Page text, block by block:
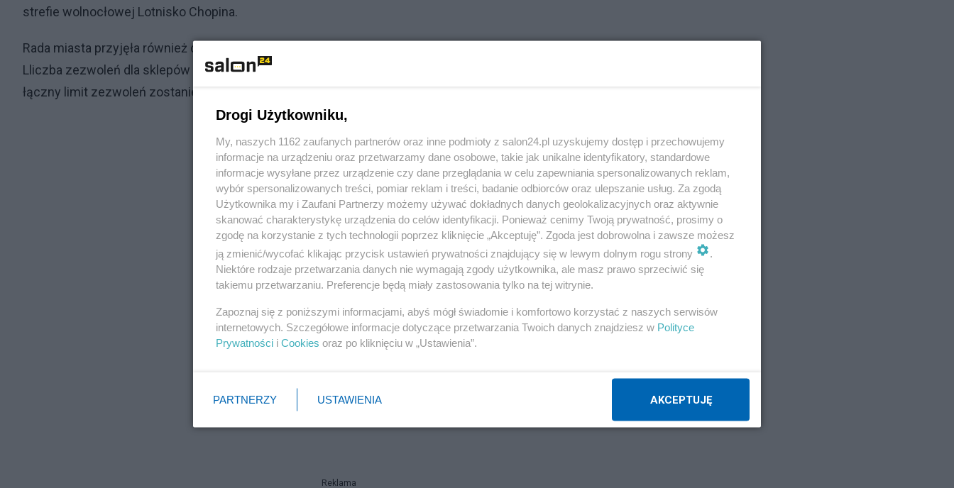
strefie wolnocłowej Lotnisko Chopina.
Rada miasta przyjęła również drugą uchwałę dotyczącą ograniczenia liczby zezwoleń na sprzedaż alkoholu.
Lliczba zezwoleń dla sklepów detalicznych zostanie zmniejszona o 310, dla gastronomii wzrośnie o 20, zaś
łączny limit zezwoleń zostanie zmniejszony o 290.
Reklama
Drogi Użytkowniku,
My, naszych 1162 zaufanych partnerów oraz inne podmioty z salon24.pl uzyskujemy dostęp i przechowujemy
informacje na urządzeniu oraz przetwarzamy dane osobowe, takie jak unikalne identyfikatory, standardowe
informacje wysyłane przez urządzenie czy dane przeglądania w celu zapewniania spersonalizowanych reklam,
wybór spersonalizowanych treści, pomiar reklam i treści, badanie odbiorców oraz ulepszanie usług. Za zgodą
Użytkownika my i Zaufani Partnerzy możemy używać dokładnych danych geolokalizacyjnych oraz aktywnie
skanować charakterystykę urządzenia do celów identyfikacji. Ponieważ cenimy Twoją prywatność, prosimy o
zgodę na korzystanie z tych technologii poprzez kliknięcie „Akceptuję”. Zgoda jest dobrowolna i zawsze możesz
ją zmienić/wycofać klikając przycisk ustawień prywatności znajdujący się w lewym dolnym rogu strony
.
Niektóre rodzaje przetwarzania danych nie wymagają zgody użytkownika, ale masz prawo sprzeciwić się
takiemu przetwarzaniu. Preferencje będą miały zastosowania tylko na tej witrynie.
Zapoznaj się z poniższymi informacjami, abyś mógł świadomie i komfortowo korzystać z naszych serwisów
internetowych. Szczegółowe informacje dotyczące przetwarzania Twoich danych znajdziesz w Polityce
Prywatności i Cookies oraz po kliknięciu w „Ustawienia”.
PARTNERZY USTAWIENIA AKCEPTUJĘ